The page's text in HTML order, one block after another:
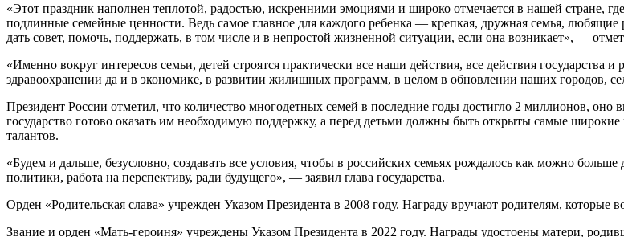
«Этот праздник наполнен теплотой, радостью, искренними эмоциями и широко отмечается в нашей стране,
подлинные семейные ценности. Ведь самое главное для каждого ребенка — крепкая, дружная семья, любящие
дать совет, помочь, поддержать, в том числе и в непростой жизненной ситуации, если она возникает», —
«Именно вокруг интересов семьи, детей строятся практически все наши действия, все действия государства
здравоохранении да и в экономике, в развитии жилищных программ, в целом в обновлении наших городов,
Президент России отметил, что количество многодетных семей в последние годы достигло 2 миллионов,
государство готово оказать им необходимую поддержку, а перед детьми должны быть открыты самые
талантов.
«Будем и дальше, безусловно, создавать все условия, чтобы в российских семьях рождалось как можно
политики, работа на перспективу, ради будущего», — заявил глава государства.
Орден «Родительская слава» учрежден Указом Президента в 2008 году. Награду вручают родителям, которые
Звание и орден «Мать-героиня» учреждены Указом Президента в 2022 году. Награды удостоены матери,